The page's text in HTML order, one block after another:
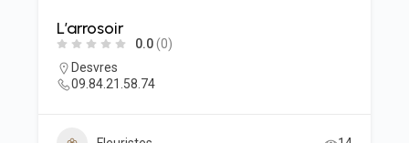
L’arrosoir
0.0(0)
Desvres
09.84.21.58.74